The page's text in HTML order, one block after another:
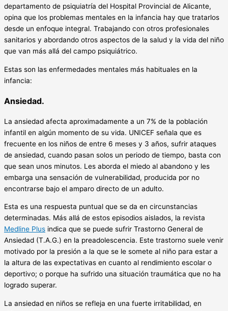
departamento de psiquiatría del Hospital Provincial de Alicante,
opina que los problemas mentales en la infancia hay que tratarlos
desde un enfoque integral. Trabajando con otros profesionales
sanitarios y abordando otros aspectos de la salud y la vida del niño
que van más allá del campo psiquiátrico.
Estas son las enfermedades mentales más habituales en la
infancia:
Ansiedad.
La ansiedad afecta aproximadamente a un 7% de la población
infantil en algún momento de su vida. UNICEF señala que es
frecuente en los niños de entre 6 meses y 3 años, sufrir ataques
de ansiedad, cuando pasan solos un periodo de tiempo, basta con
que sean unos minutos. Les aborda el miedo al abandono y les
embarga una sensación de vulnerabilidad, producida por no
encontrarse bajo el amparo directo de un adulto.
Esta es una respuesta puntual que se da en circunstancias
determinadas. Más allá de estos episodios aislados, la revista
Medline Plus indica que se puede sufrir Trastorno General de
Ansiedad (T.A.G.) en la preadolescencia. Este trastorno suele venir
motivado por la presión a la que se le somete al niño para estar a
la altura de las expectativas en cuanto al rendimiento escolar o
deportivo; o porque ha sufrido una situación traumática que no ha
logrado superar.
La ansiedad en niños se refleja en una fuerte irritabilidad, en